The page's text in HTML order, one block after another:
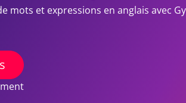
mots et expressions en anglais avec